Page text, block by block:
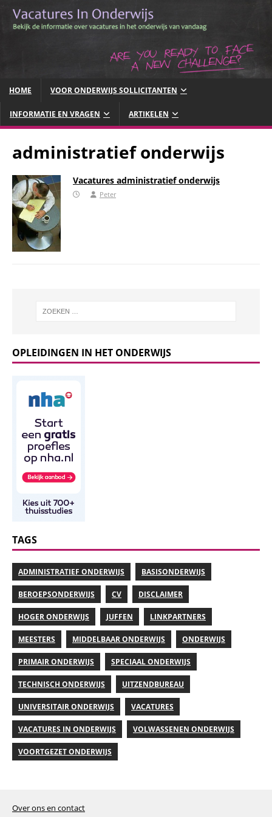
HOME VOOR ONDERWIJS SOLLICITANTEN
INFORMATIE EN VRAGEN ARTIKELEN
administratief onderwijs
Vacatures administratief onderwijs
Peter
OPLEIDINGEN IN HET ONDERWIJS
TAGS
ADMINISTRATIEF ONDERWIJS BASISONDERWIJS
BEROEPSONDERWIJS CV DISCLAIMER
HOGER ONDERWIJS JUFFEN LINKPARTNERS
MEESTERS MIDDELBAAR ONDERWIJS ONDERWIJS
PRIMAIR ONDERWIJS SPECIAAL ONDERWIJS
TECHNISCH ONDERWIJS UITZENDBUREAU
UNIVERSITAIR ONDERWIJS VACATURES
VACATURES IN ONDERWIJS VOLWASSENEN ONDERWIJS
VOORTGEZET ONDERWIJS
Over ons en contact